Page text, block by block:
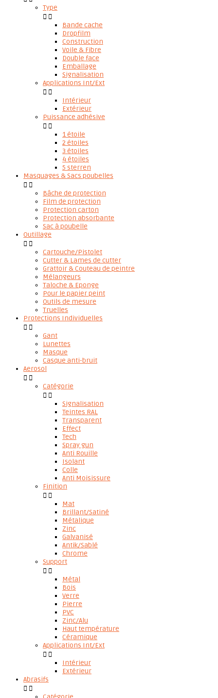
Type
 
Bande cache
Dropfilm
Construction
Voile & Fibre
Double face
Emballage
Signalisation
Applications Int/Ext
 
Intérieur
Extérieur
Puissance adhésive
 
1 étoile
2 étoiles
3 étoiles
4 étoiles
5 sterren
Masquages & Sacs poubelles
 
Bâche de protection
Film de protection
Protection carton
Protection absorbante
Sac à poubelle
Outillage
 
Cartouche/Pistolet
Cutter & Lames de cutter
Grattoir & Couteau de peintre
Mélangeurs
Taloche & Eponge
Pour le papier peint
Outils de mesure
Truelles
Protections Individuelles
 
Gant
Lunettes
Masque
Casque anti-bruit
Aerosol
 
Catégorie
 
Signalisation
Teintes RAL
Transparent
Effect
Tech
Spray gun
Anti Rouille
Isolant
Colle
Anti Moisissure
Finition
 
Mat
Brillant/Satiné
Métalique
Zinc
Galvanisé
Antik/Sablé
Chrome
Support
 
Métal
Bois
Verre
Pierre
PVC
Zinc/Alu
Haut température
Céramique
Applications Int/Ext
 
Intérieur
Extérieur
Abrasifs
 